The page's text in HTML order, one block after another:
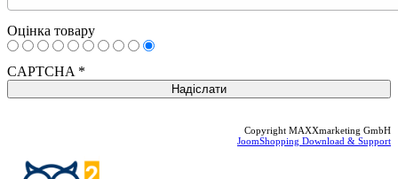
Оцінка товару
CAPTCHA *
Copyright MAXXmarketing GmbH
JoomShopping Download & Support